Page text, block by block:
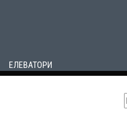
ЕЛЕВАТОРИ